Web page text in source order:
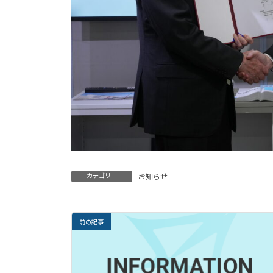
カテゴリー お知らせ
前の記事